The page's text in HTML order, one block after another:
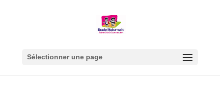
Sélectionner une page